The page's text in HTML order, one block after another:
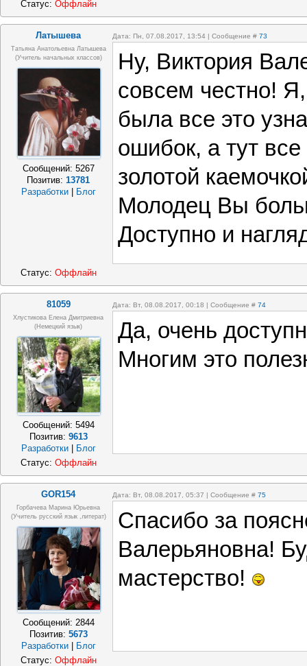
Статус: Оффлайн
Латышева Дата: Пн, 07.08.2017, 13:54 | Сообщение # 73
Татьяна Анатольевна Латышева
(учитель начальных классов)
Сообщений: 5267
Позитив:13781
Разработки
Блог
Ну, Виктория
совсем честно!
была все это
ошибок, а тут
золотой
Молодец Вы
Доступно и
Статус: Оффлайн
81059 Дата: Вт, 08.08.2017, 00:18 | Сообщение # 74
Хлустикова Елена Дмитриевна
(немецкий язык)
Сообщений: 5494
Позитив: 9613
Разработки
Блог
Да, очень
Многим это
Статус: Оффлайн
GOR154 Дата: Вт, 08.08.2017, 05:37 | Сообщение # 75
Горбачева Марина Юрьевна
(учитель русский язык ,литерат)
Сообщений: 2844
Позитив: 5673
Разработки
Блог
Спасибо за
Валерьяновна!
мастерство!
Статус: Оффлайн